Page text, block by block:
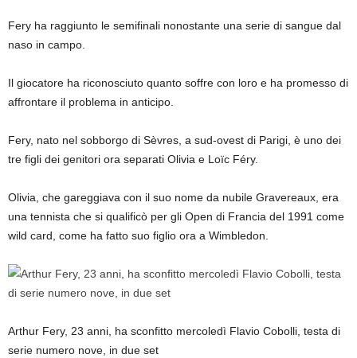
Fery ha raggiunto le semifinali nonostante una serie di sangue dal
naso in campo.
Il giocatore ha riconosciuto quanto soffre con loro e ha promesso di
affrontare il problema in anticipo.
Fery, nato nel sobborgo di Sèvres, a sud-ovest di Parigi, è uno dei
tre figli dei genitori ora separati Olivia e Loïc Féry.
Olivia, che gareggiava con il suo nome da nubile Gravereaux, era
una tennista che si qualificò per gli Open di Francia del 1991 come
wild card, come ha fatto suo figlio ora a Wimbledon.
Arthur Fery, 23 anni, ha sconfitto mercoledì Flavio Cobolli, testa di
serie numero nove, in due set